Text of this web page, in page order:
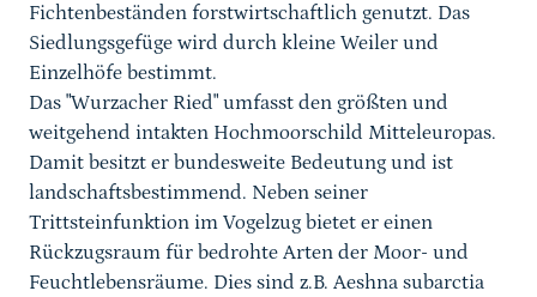
Fichtenbeständen forstwirtschaftlich genutzt. Das
Siedlungsgefüge wird durch kleine Weiler und
Einzelhöfe bestimmt.
Das "Wurzacher Ried" umfasst den größten und
weitgehend intakten Hochmoorschild Mitteleuropas.
Damit besitzt er bundesweite Bedeutung und ist
landschaftsbestimmend. Neben seiner
Trittsteinfunktion im Vogelzug bietet er einen
Rückzugsraum für bedrohte Arten der Moor- und
Feuchtlebensräume. Dies sind z.B. Aeshna subarctia